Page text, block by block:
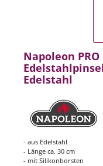
Napoleon
Edelstahl
- aus Edelstahl
- Länge ca. 30 cm
- mit Silikonborsten